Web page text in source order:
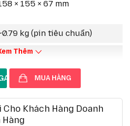
thống.
× 155 × 67 mm
kg (pin tiêu chuẩn)
Thêm
MUA HÀNG
Khách Hàng Doanh
Hàng